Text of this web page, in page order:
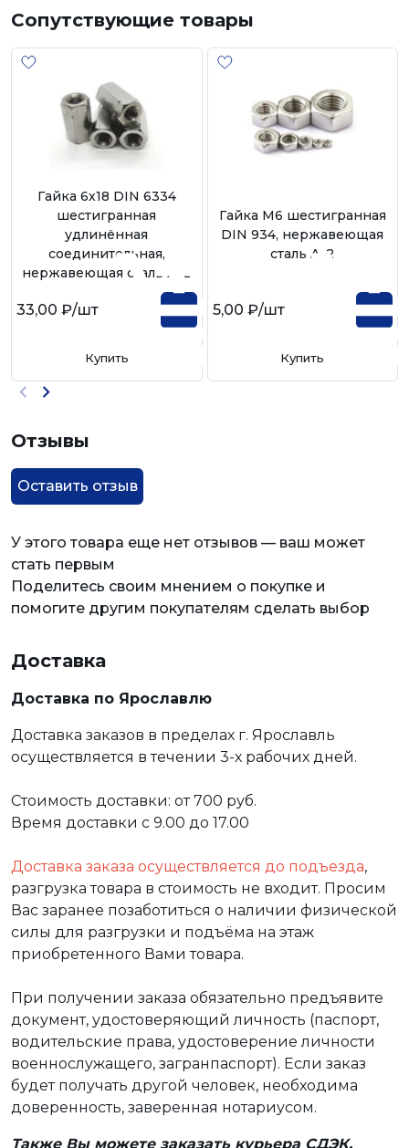
Сопутствующие товары
Гайка 6х18 DIN 6334
шестигранная
удлинённая
соединительная,
нержавеющая сталь А-2
33,00 ₽/шт
Купить
Гайка М6 шестигранная
DIN 934, нержавеющая
сталь А-2
5,00 ₽/шт
Купить
Отзывы
Оставить отзыв
У этого товара еще нет отзывов — ваш может
стать первым
Поделитесь своим мнением о покупке и
помогите другим покупателям сделать выбор
Доставка
Доставка по Ярославлю
Доставка заказов в пределах г. Ярославль
осуществляется в течении 3-х рабочих дней.
Стоимость доставки: от 700 руб.
Время доставки с 9.00 до 17.00
Доставка заказа осуществляется до подъезда,
разгрузка товара в стоимость не входит. Просим
Вас заранее позаботиться о наличии физической
силы для разгрузки и подъёма на этаж
приобретенного Вами товара.
При получении заказа обязательно предъявите
документ, удостоверяющий личность (паспорт,
водительские права, удостоверение личности
военнослужащего, загранпаспорт). Если заказ
будет получать другой человек, необходима
доверенность, заверенная нотариусом.
Также Вы можете заказать курьера СДЭК,